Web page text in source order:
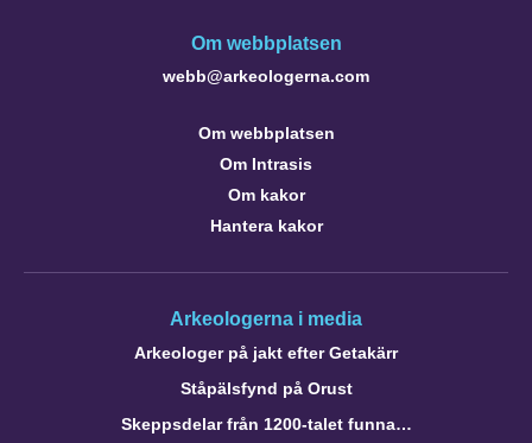
Om webbplatsen
webb@arkeologerna.com
Om webbplatsen
Om Intrasis
Om kakor
Hantera kakor
Arkeologerna i media
Arkeologer på jakt efter Getakärr
Ståpälsfynd på Orust
Skeppsdelar från 1200-talet funna…